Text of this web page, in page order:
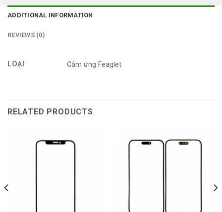
ADDITIONAL INFORMATION
REVIEWS (0)
LOẠI Cảm ứng Feaglet
RELATED PRODUCTS